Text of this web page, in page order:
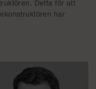
Detta för att
har